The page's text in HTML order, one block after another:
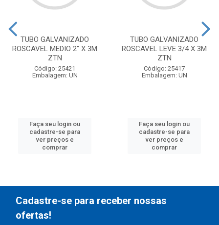
TUBO GALVANIZADO
ROSCAVEL MEDIO 2” X 3M
ZTN
Código: 25421
Embalagem: UN
Faça seu login ou
cadastre-se para
ver preços e
comprar
TUBO GALVANIZADO
ROSCAVEL LEVE 3/4 X 3M
ZTN
Código: 25417
Embalagem: UN
Faça seu login ou
cadastre-se para
ver preços e
comprar
Cadastre-se para receber nossas
ofertas!